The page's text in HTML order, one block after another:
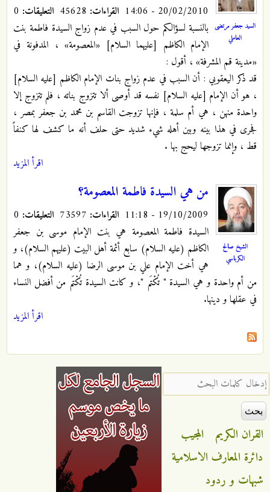
السيد جعفر مرتضى
العاملي
20/02/2010 - 14:06 القراءات: التعليقات:
بالنسبة لسؤالكم حول السبب في عدم زواج السيدة فاطمة بنت
الإمام الكاظم [عليهما السلام] «المعصومة» ، المدفونة في
«مدينة قم المشرفة» ، أقول :
قد ذكر اليعقوبي : أن السبب في عدم زواج بنات الإمام الكاظم [عليه السلام]
، هو أن الإمام [عليه السلام] نفسه قد أوصى ألا تتزوج بناته ، فلم تتزوج إلا
واحدة منهن ، هي أم سلمة ، فإنها تزوجت القاسم بن محمد بن جعفر بمصر ،
فجرى في هذا بينه وبين أهله شيء شديد حتى حلف أنه ما كشف لها كنفاً
قط ، وإنما تزوجها ليحج بها .
اقرأ المزيد
الشيخ صالح
الكرباسي
من هي السيدة فاطمة المعصومة؟
19/10/2009 - 11:18 القراءات: التعليقات:
السيدة فاطمة المعصومة هي بنت الإمام موسى بن جعفر
الكاظم (عليه السلام) سابع أئمة أهل البيت (عليهم السلام)، و
هي أخت الإمام علي بن موسى الرضا (عليه السلام)، و هما
من أم واحدة و هي السيدة " تُكْتَم "، و كانت السيدة تُكْتَم من أفضل النساء
في عقلها و دينها.
اقرأ المزيد
‏إدخال كلمات البحث ‏
القران الكريم
المجيب
دائرة المعارف الاسلامية
شبهات و ردود